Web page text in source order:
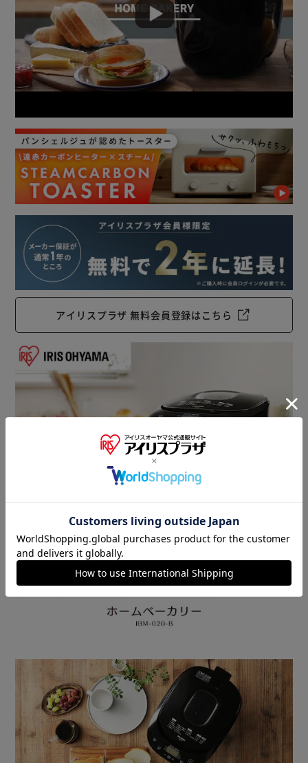
アイリスプラザ 無料会員登録はこちら